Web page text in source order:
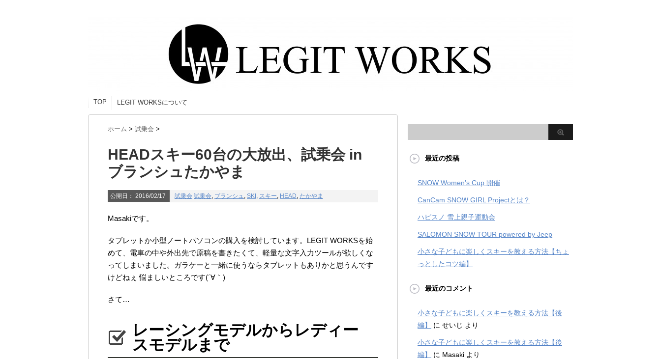
TOP LEGIT WORKSについて
ホーム > 試乗会 >
HEADスキー60台の大放出、試乗会 in
ブランシュたかやま
公開日： 2016/02/17 試乗会 試乗会, ブランシュ, SKI , スキー, HEAD, たかやま
Masakiです。
タブレットか小型ノートパソコンの購入を検討しています。LEGIT WORKSを始
めて、電車の中や外出先で原稿を書きたくて、軽量な文字入力ツールが欲しくな
ってしまいました。ガラケーと一緒に使うならタブレットもありかと思うんです
けどねぇ 悩ましいところです(´∀｀)
さて…
レーシングモデルからレディー
スモデルまで
最近の投稿
SNOW Women’s Cup 開催
CanCam SNOW GIRL Projectとは？
ハピスノ 雪上親子運動会
SALOMON SNOW TOUR powered by Jeep
小さな子どもに楽しくスキーを教える方法【ちょ
っとしたコツ編】
最近のコメント
小さな子どもに楽しくスキーを教える方法【後
編】
に せいじ より
小さな子どもに楽しくスキーを教える方法【後
編】
に Masaki より